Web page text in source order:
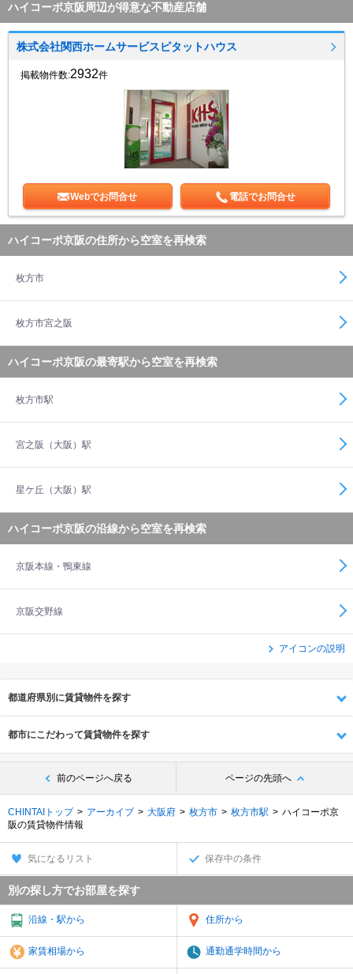
ハイコーポ京阪周辺が得意な不動産店舗
株式会社関西ホームサービスピタットハウス
掲載物件数:2932件
Webでお問合せ 電話でお問合せ
ハイコーポ京阪の住所から空室を再検索
枚方市
枚方市宮之阪
ハイコーポ京阪の最寄駅から空室を再検索
枚方市駅
宮之阪（大阪）駅
星ケ丘（大阪）駅
ハイコーポ京阪の沿線から空室を再検索
京阪本線・鴨東線
京阪交野線
アイコンの説明
都道府県別に賃貸物件を探す
都市にこだわって賃貸物件を探す
前のページへ戻る ページの先頭へ
CHINTAIトップ アーカイブ 大阪府 枚方市 枚方市駅
ハイコーポ京
阪の賃貸物件情報
気になるリスト 保存中の条件
別の探し方でお部屋を探す
沿線・駅から 住所から
家賃相場から 通勤通学時間から